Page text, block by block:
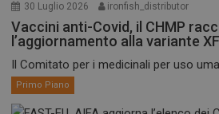
30 Luglio 2026 ironfish_distributor
Vaccini anti-Covid, il CHMP
l’aggiornamento alla variante
Il Comitato per i medicinali per uso
Primo Piano